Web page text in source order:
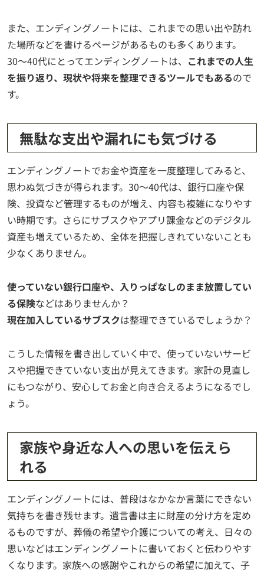
また、エンディングノートには、これまでの思い出や訪れ
た場所などを書けるページがあるものも多くあります。
30〜40代にとってエンディングノートは、 これまでの人生
を振り返り、現状や将来を整理できるツールでもあるので
す。
無駄な支出や漏れにも気づける
エンディングノートでお金や資産を一度整理してみると、
思わぬ気づきが得られます。30〜40代は、銀行口座や保
険、投資など管理するものが増え、内容も複雑になりやす
い時期です。さらにサブスクやアプリ課金などのデジタル
資産も増えているため、全体を把握しきれていないことも
少なくありません。
使っていない銀行口座や、入りっぱなしのまま放置してい
る保険などはありませんか？
現在加入しているサブスクは整理できているでしょうか？
こうした情報を書き出していく中で、使っていないサービ
スや把握できていない支出が見えてきます。家計の見直し
にもつながり、安心してお金と向き合えるようになるでし
ょう。
家族や身近な人への思いを伝えら
れる
エンディングノートには、普段はなかなか言葉にできない
気持ちを書き残せます。遺言書は主に財産の分け方を定め
るものですが、葬儀の希望や介護についての考え、日々の
思いなどはエンディングノートに書いておくと伝わりやす
くなります。家族への感謝やこれからの希望に加えて、子